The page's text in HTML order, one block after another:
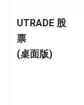
UTRADE 股
票
(桌面版)